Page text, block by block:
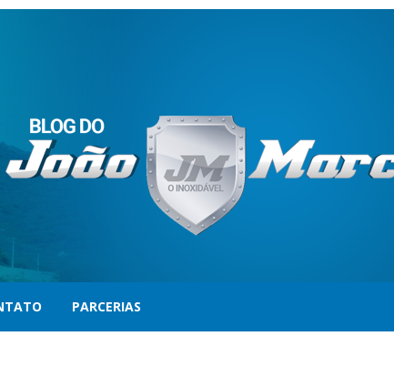
PARCERIAS